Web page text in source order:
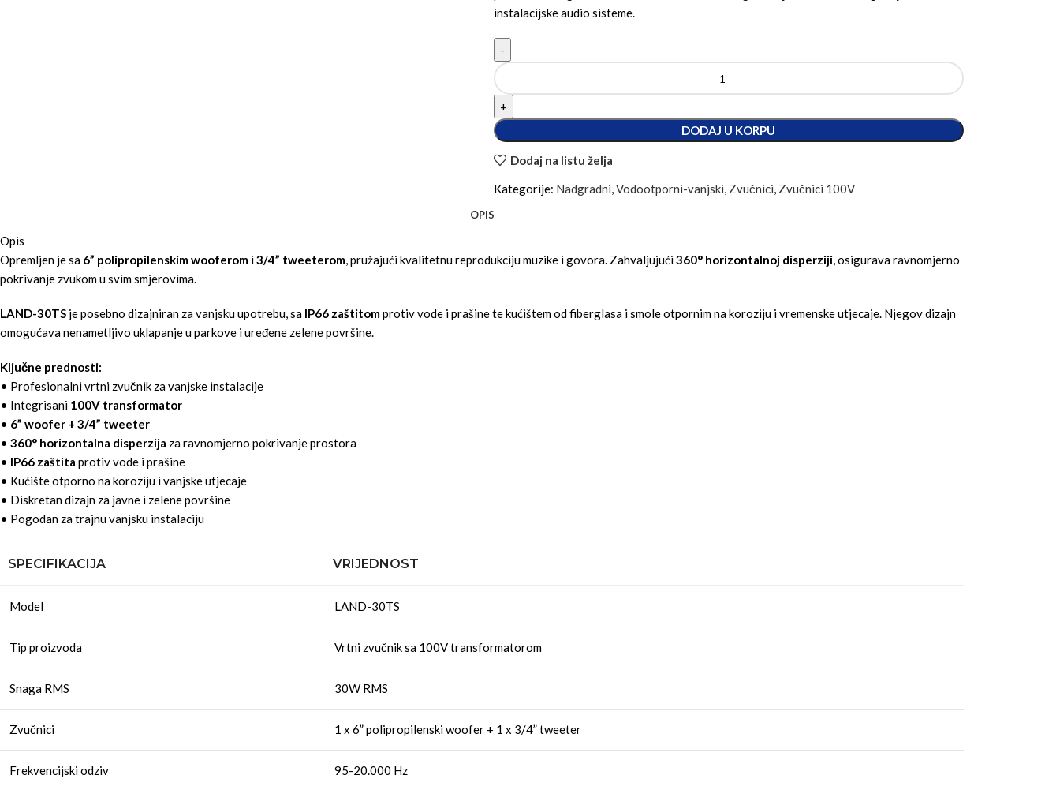
instalacijske audio sisteme.
DODAJ U KORPU
Dodaj na listu želja
Kategorije: Nadgradni,Vodootporni-vanjski, Zvučnici, Zvučnici 100V
OPIS
Opis
Opremljen je sa 6” polipropilenskim wooferom i3/4” tweeterom, pružajući kvalitetnu reprodukciju muzike i govora. Zahvaljujući360° horizontalnoj disperziji, osigurava ravnomjerno
pokrivanje zvukom u svim smjerovima.
LAND-30TS je posebno dizajniran za vanjsku upotrebu, sa IP66 zaštitomprotiv vode i prašine te kućištem od fiberglasa i smole otpornim na koroziju i vremenske utjecaje. Njegov dizajn
omogućava nenametljivo uklapanje u parkove i uređene zelene površine.
Ključne prednosti:
• Profesionalni vrtni zvučnik za vanjske instalacije
• Integrisani 100V transformator
• 6” woofer + 3/4” tweeter
• 360° horizontalna disperzija za ravnomjerno pokrivanje prostora
• IP66 zaštita protiv vode i prašine
• Kućište otporno na koroziju i vanjske utjecaje
• Diskretan dizajn za javne i zelene površine
• Pogodan za trajnu vanjsku instalaciju
SPECIFIKACIJA VRIJEDNOST
Model LAND-30TS
Tip proizvoda Vrtni zvučnik sa 100V transformatorom
Snaga RMS 30W RMS
Zvučnici 1 x 6” polipropilenski woofer + 1 x 3/4” tweeter
Frekvencijski odziv 95-20.000 Hz